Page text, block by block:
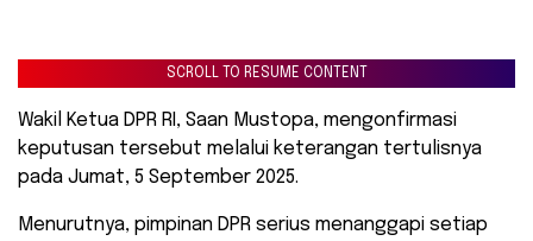
SCROLL TO RESUME CONTENT
Wakil Ketua DPR RI, Saan Mustopa, mengonfirmasi
keputusan tersebut melalui keterangan tertulisnya
pada Jumat, 5 September 2025.
Menurutnya, pimpinan DPR serius menanggapi setiap